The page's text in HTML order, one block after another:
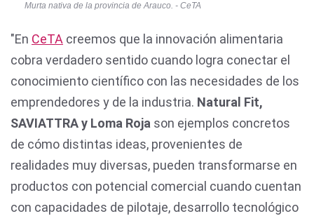
Murta nativa de la provincia de Arauco. - CeTA
"En CeTA creemos que la innovación alimentaria
cobra verdadero sentido cuando logra conectar el
conocimiento científico con las necesidades de los
emprendedores y de la industria. Natural Fit,
SAVIATTRA y Loma Roja son ejemplos concretos
de cómo distintas ideas, provenientes de
realidades muy diversas, pueden transformarse en
productos con potencial comercial cuando cuentan
con capacidades de pilotaje, desarrollo tecnológico